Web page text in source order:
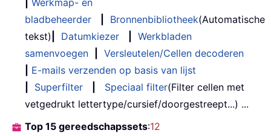
bladbeheerder
Bronnenbibliotheek(Automatische
tekst)
Datumkiezer
Werkbladen
samenvoegen
Versleutelen/Cellen decoderen
E-mails verzenden op basis van lijst
Superfilter Speciaal filter(Filter cellen met
vetgedrukt lettertype/cursief/doorgestreept...) ...
Top 15 gereedschapssets:12